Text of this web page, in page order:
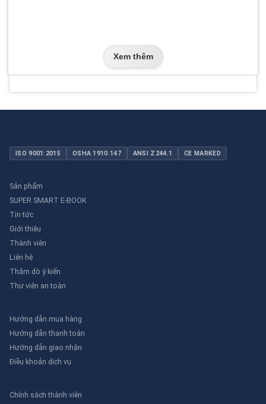
Xem thêm
ISO 9001:2015 OSHA 1910.147 ANSI Z244.1 CE MARKED
Sản phẩm
SUPER SMART E-BOOK
Tin tức
Giới thiệu
Thành viên
Liên hệ
Thăm dò ý kiến
Thư viên an toàn
Hướng dẫn mua hàng
Hướng dẫn thanh toán
Hướng dẫn giao nhận
Điều khoản dịch vụ
Chính sách thành viên